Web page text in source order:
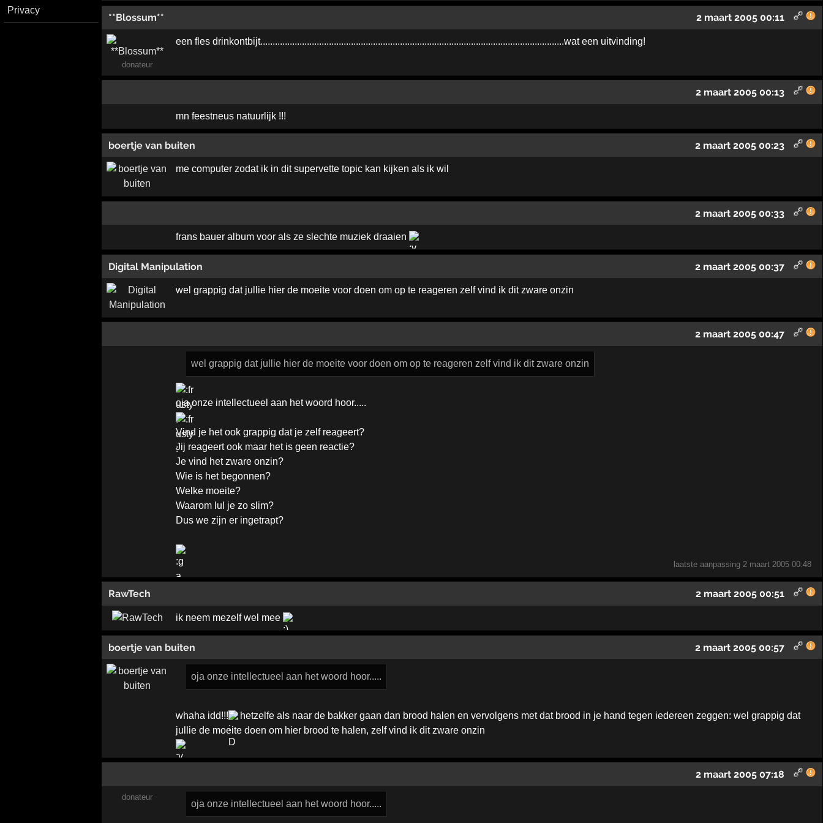
Privacy
**Blossum** 2 maart 2005 00:11
donateur
een fles drinkontbijt.............................­..................................................­.............................................wat e­en uitvinding!
2 maart 2005 00:13
mn feestneus natuurlijk !!!
boertje van buiten 2 maart 2005 00:23
me computer zodat ik in dit supervette topic kan kijken als ik wil
2 maart 2005 00:33
frans bauer album voor als ze slechte muziek draaien
Digital Manipulation 2 maart 2005 00:37
wel grappig dat jullie hier de moeite voor doen om op te reageren zelf vind ik dit zware onzin
2 maart 2005 00:47
wel grappig dat jullie hier de moeite voor doen om op te reageren zelf vind ik dit zware onzin
oja onze intellectueel aan het woord hoor.....
Vind je het ook grappig dat je zelf reageert?
Jij reageert ook maar het is geen reactie?
Je vind het zware onzin?
Wie is het begonnen?
Welke moeite?
Waarom lul je zo slim?
Dus we zijn er ingetrapt?
laatste aanpassing 2 maart 2005 00:48
RawTech 2 maart 2005 00:51
ik neem mezelf wel mee
boertje van buiten 2 maart 2005 00:57
oja onze intellectueel aan het woord hoor.....
whaha idd!!!
hetzelfe als naar de bakker gaan dan brood halen en vervolgens met dat brood in je hand tegen iedereen zeggen: wel grappig dat
jullie de moeite doen om hier brood te halen, zelf vind ik dit zware onzin
2 maart 2005 07:18
donateur
oja onze intellectueel aan het woord hoor.....